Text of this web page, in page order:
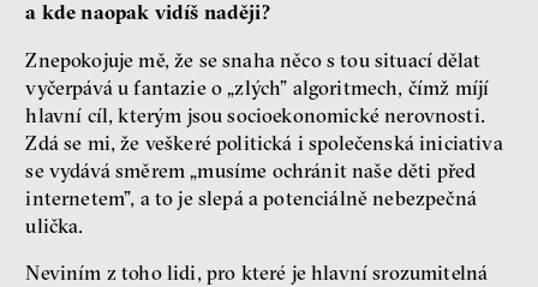
a kde naopak vidíš naději?
Znepokojuje mě, že se snaha něco s tou situací dělat
vyčerpává u fantazie o „zlých” algoritmech, čímž míjí
hlavní cíl, kterým jsou socioekonomické nerovnosti.
Zdá se mi, že veškeré politická i společenská iniciativa
se vydává směrem „musíme ochránit naše děti před
internetem”, a to je slepá a potenciálně nebezpečná
ulička.
Neviním z toho lidi, pro které je hlavní srozumitelná